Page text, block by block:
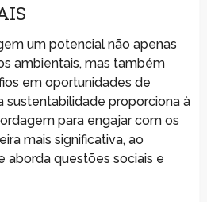
um potencial não apenas
ambientais, mas também
em oportunidades de
sustentabilidade proporciona à
para engajar com os
mais significativa, ao
questões sociais e